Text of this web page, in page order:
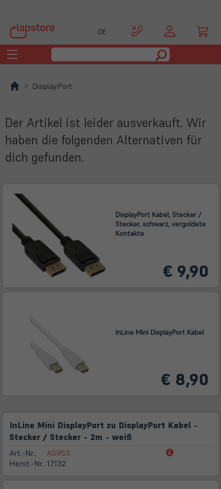
DE
Toggle
navigation
DisplayPort
Der Artikel ist leider ausverkauft. Wir
haben die folgenden Alternativen für
dich gefunden.
DisplayPort Kabel, Stecker /
Stecker, schwarz, vergoldete
Kontakte
€ 9,90
InLine Mini DisplayPort Kabel
€ 8,90
InLine Mini DisplayPort zu DisplayPort Kabel -
Stecker / Stecker - 2m - weiß
Art.-Nr.:
Herst.-Nr.:
A5953
17132
(öffnet